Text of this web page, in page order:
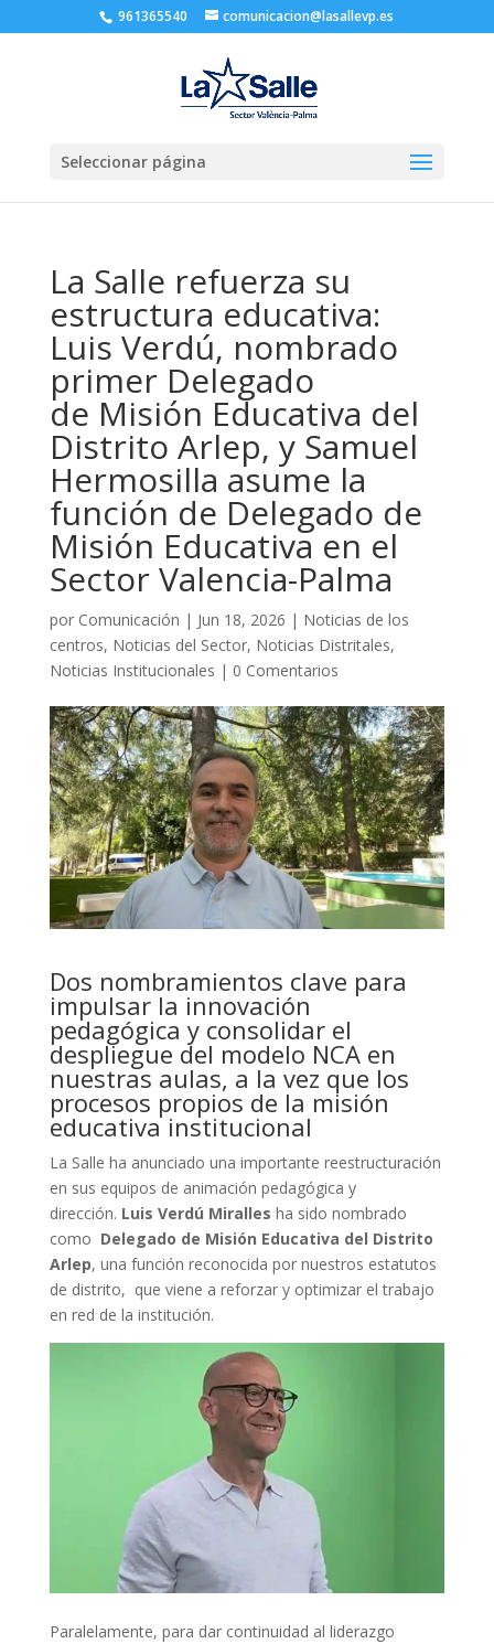
961365540 comunicacion@lasallevp.es
Seleccionar página
La Salle refuerza su
estructura educativa:
Luis Verdú, nombrado
primer Delegado
de Misión Educativa del
Distrito Arlep, y Samuel
Hermosilla asume la
función de Delegado de
Misión Educativa en el
Sector Valencia-Palma
por Comunicación | Jun 18, 2026 | Noticias de los
centros, Noticias del Sector, Noticias Distritales,
Noticias Institucionales | 0 Comentarios
Dos nombramientos clave para
impulsar la innovación
pedagógica y consolidar el
despliegue del modelo NCA en
nuestras aulas, a la vez que los
procesos propios de la misión
educativa institucional
La Salle ha anunciado una importante reestructuración
en sus equipos de animación pedagógica y
dirección. Luis Verdú Miralles ha sido nombrado
como Delegado de Misión Educativa del Distrito
Arlep, una función reconocida por nuestros estatutos
de distrito, que viene a reforzar y optimizar el trabajo
en red de la institución.
Paralelamente, para dar continuidad al liderazgo